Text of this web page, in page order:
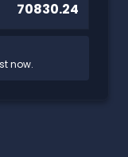
now.